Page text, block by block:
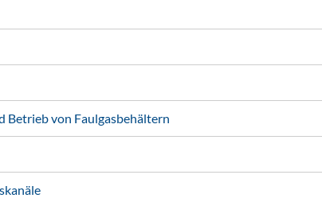
Betrieb von Faulgasbehältern